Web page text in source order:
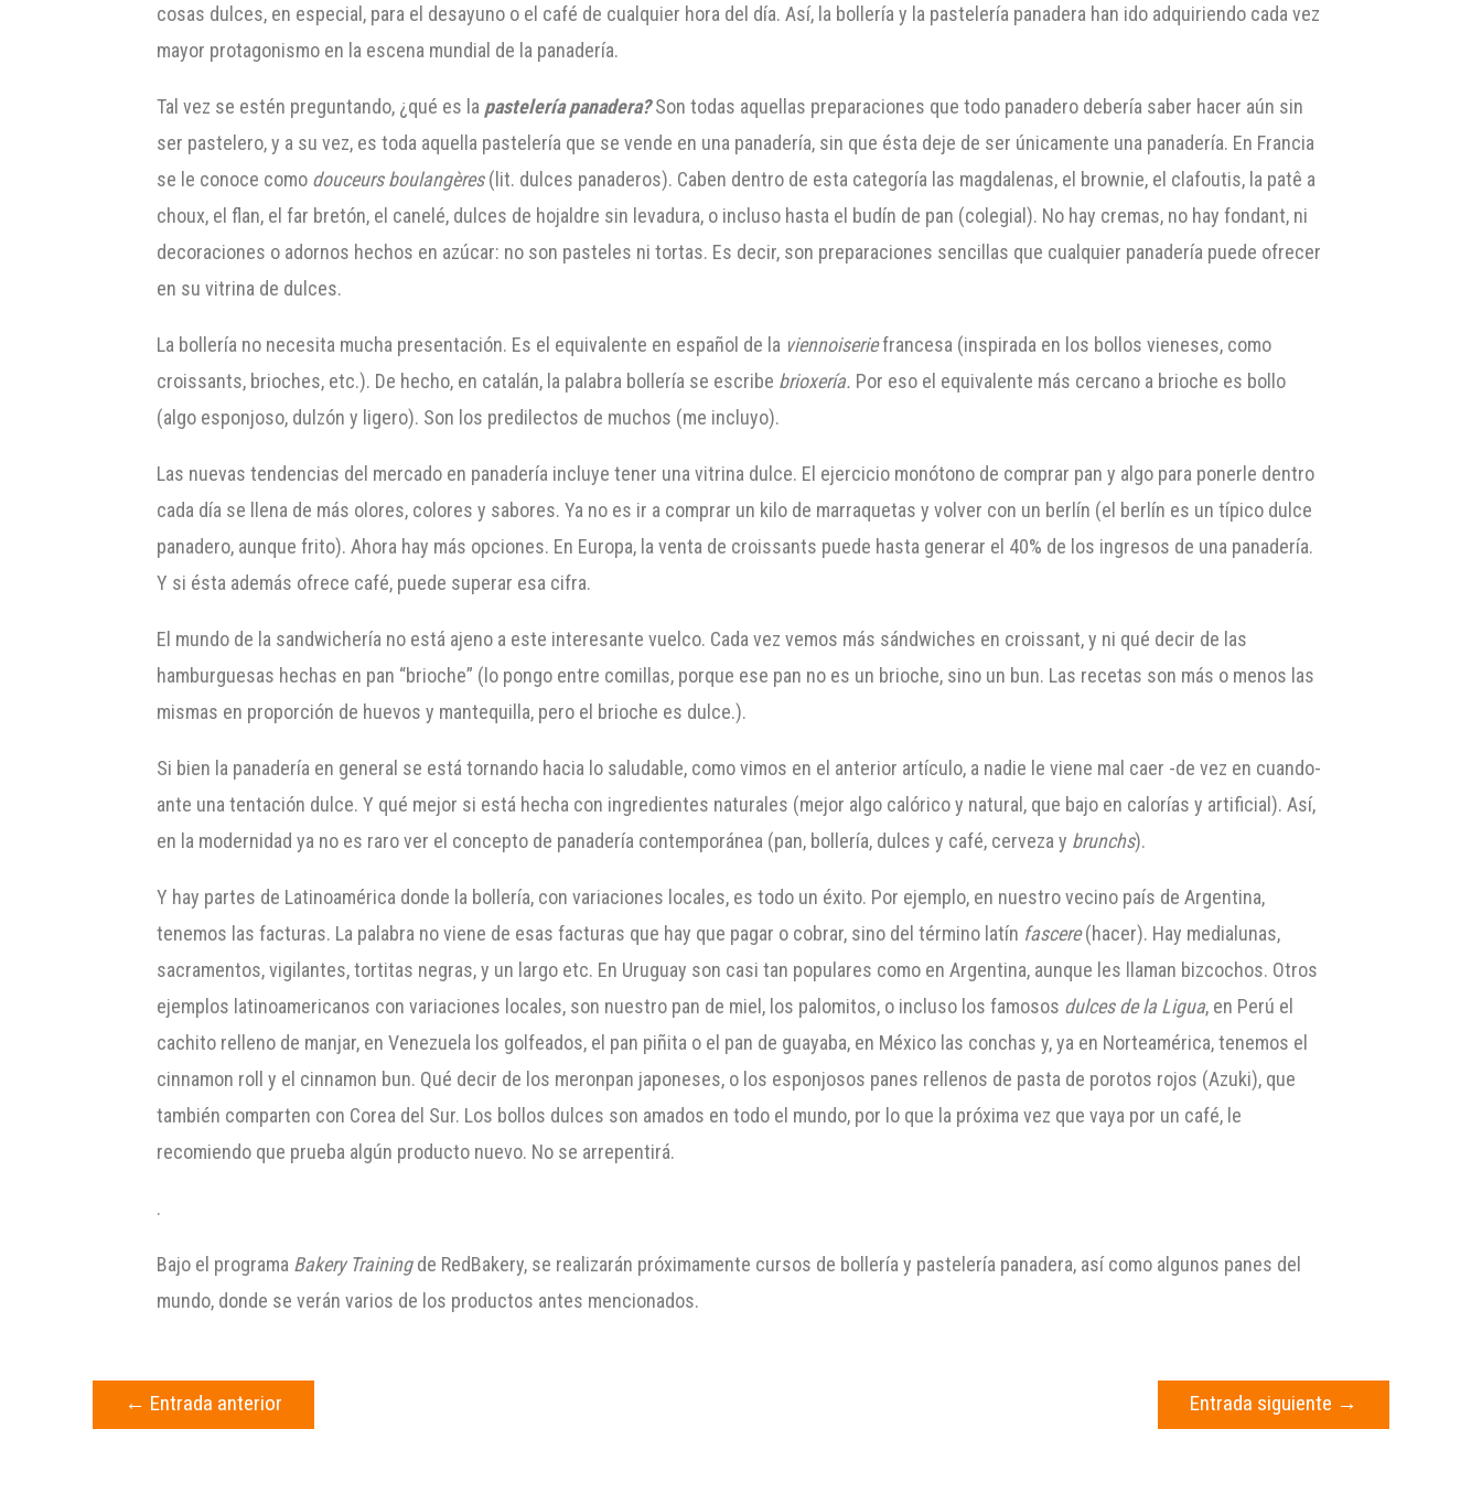
cosas dulces, en especial, para el desayuno o el café de cualquier hora del día. Así, la bollería y la pastelería panadera han ido adquiriendo cada vez
mayor protagonismo en la escena mundial de la panadería.
Tal vez se estén preguntando, ¿qué es la pastelería panadera?Son todas aquellas preparaciones que todo panadero debería saber hacer aún sin
ser pastelero, y a su vez, es toda aquella pastelería que se vende en una panadería, sin que ésta deje de ser únicamente una panadería. En Francia
se le conoce como douceurs boulangères(lit. dulces panaderos). Caben dentro de esta categoría las magdalenas, el brownie, el clafoutis, la patê a
choux, el flan, el far bretón, el canelé, dulces de hojaldre sin levadura, o incluso hasta el budín de pan (colegial). No hay cremas, no hay fondant, ni
decoraciones o adornos hechos en azúcar: no son pasteles ni tortas. Es decir, son preparaciones sencillas que cualquier panadería puede ofrecer
en su vitrina de dulces.
La bollería no necesita mucha presentación. Es el equivalente en español de la viennoiseriefrancesa (inspirada en los bollos vieneses, como
croissants, brioches, etc.). De hecho, en catalán, la palabra bollería se escribe brioxería. Por eso el equivalente más cercano a brioche es bollo
(algo esponjoso, dulzón y ligero). Son los predilectos de muchos (me incluyo).
Las nuevas tendencias del mercado en panadería incluye tener una vitrina dulce. El ejercicio monótono de comprar pan y algo para ponerle dentro
cada día se llena de más olores, colores y sabores. Ya no es ir a comprar un kilo de marraquetas y volver con un berlín (el berlín es un típico dulce
panadero, aunque frito). Ahora hay más opciones. En Europa, la venta de croissants puede hasta generar el 40% de los ingresos de una panadería.
Y si ésta además ofrece café, puede superar esa cifra.
El mundo de la sandwichería no está ajeno a este interesante vuelco. Cada vez vemos más sándwiches en croissant, y ni qué decir de las
hamburguesas hechas en pan “brioche” (lo pongo entre comillas, porque ese pan no es un brioche, sino un bun. Las recetas son más o menos las
mismas en proporción de huevos y mantequilla, pero el brioche es dulce.).
Si bien la panadería en general se está tornando hacia lo saludable, como vimos en el anterior artículo, a nadie le viene mal caer -de vez en cuando-
ante una tentación dulce. Y qué mejor si está hecha con ingredientes naturales (mejor algo calórico y natural, que bajo en calorías y artificial). Así,
en la modernidad ya no es raro ver el concepto de panadería contemporánea (pan, bollería, dulces y café, cerveza y brunchs).
Y hay partes de Latinoamérica donde la bollería, con variaciones locales, es todo un éxito. Por ejemplo, en nuestro vecino país de Argentina,
tenemos las facturas. La palabra no viene de esas facturas que hay que pagar o cobrar, sino del término latín fascere(hacer). Hay medialunas,
sacramentos, vigilantes, tortitas negras, y un largo etc. En Uruguay son casi tan populares como en Argentina, aunque les llaman bizcochos. Otros
ejemplos latinoamericanos con variaciones locales, son nuestro pan de miel, los palomitos, o incluso los famosos dulces de la Ligua, en Perú el
cachito relleno de manjar, en Venezuela los golfeados, el pan piñita o el pan de guayaba, en México las conchas y, ya en Norteamérica, tenemos el
cinnamon roll y el cinnamon bun. Qué decir de los meronpan japoneses, o los esponjosos panes rellenos de pasta de porotos rojos (Azuki), que
también comparten con Corea del Sur. Los bollos dulces son amados en todo el mundo, por lo que la próxima vez que vaya por un café, le
recomiendo que prueba algún producto nuevo. No se arrepentirá.
.
Bajo el programa Bakery Trainingde RedBakery, se realizarán próximamente cursos de bollería y pastelería panadera, así como algunos panes del
mundo, donde se verán varios de los productos antes mencionados.
← Entrada anterior Entrada siguiente →